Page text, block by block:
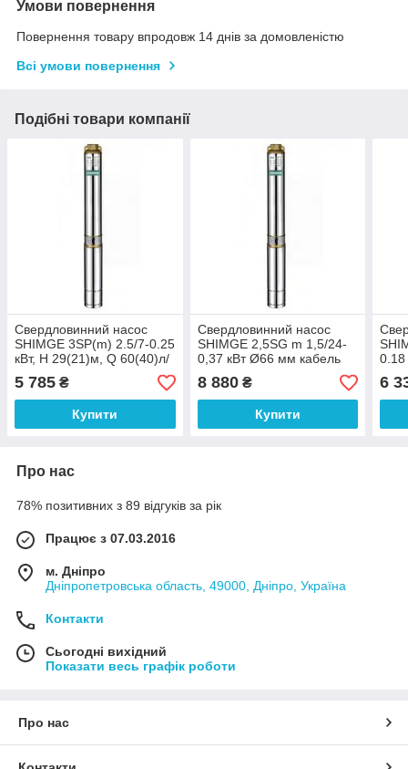
Умови повернення
Повернення товару впродовж 14 днів за домовленістю
Всі умови повернення
Подібні товари компанії
Свердловинний насос
SHIMGE 3SP(m) 2.5/7-0.25
кВт, Н 29(21)м, Q 60(40)л/
хв, Ø75 мм, (кабель 1,5 м)
5 785 ₴
Купити
Свердловинний насос
SHIMGE 2,5SG m 1,5/24-
0,37 кВт Ø66 мм кабель
1,5 м
8 880₴
Купити
0.18
6
Про нас
78% позитивних з 89 відгуків за рік
Працює з 07.03.2016
м. Дніпро
Дніпропетровська область, 49000, Дніпро, Україна
Контакти
Сьогодні вихідний
Показати весь графік роботи
Про нас